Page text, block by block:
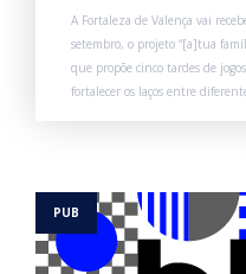
A Fortaleza de Valença vai
setembro, o projeto “[a]tua
que propõe cinco tardes de
fortalecer os laços entre